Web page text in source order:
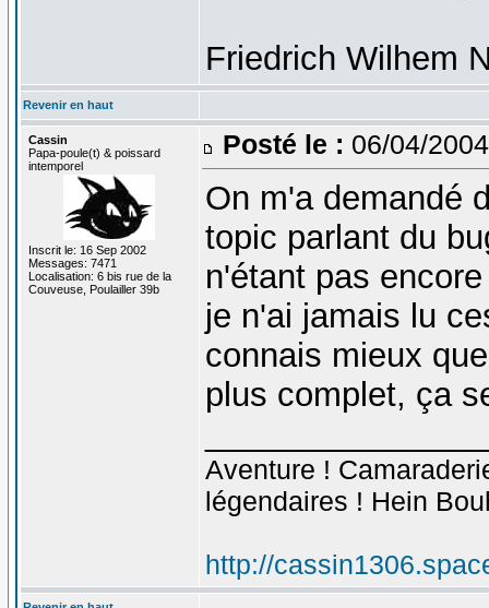
Friedrich Wilhem
Revenir en haut
Cassin
Papa-poule(t) & poissard
intemporel
Inscrit le: 16 Sep 2002
Messages: 7471
Localisation: 6 bis rue de la
Couveuse, Poulailler 39b
Posté le : 06/04/
On m'a demandé
topic parlant du
n'étant pas
je n'ai jamais lu
connais mieux
plus complet, ça
Aventure !
légendaires ! Hein
http://